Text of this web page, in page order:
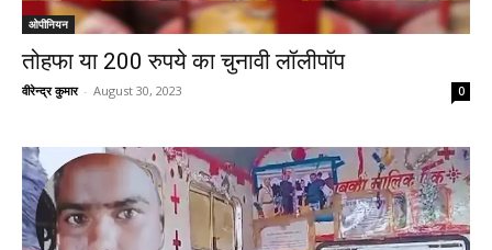
ओपीनियन
तोहफा या 200 रुपये का चुनावी लॉलीपॉप
वीरेन्द्र कुमार - August 30, 2023 0